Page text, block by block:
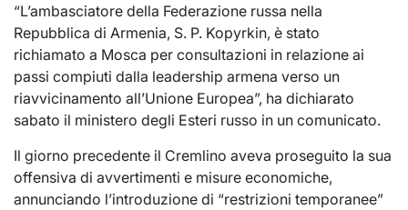
“L’ambasciatore della Federazione russa nella
Repubblica di Armenia, S. P. Kopyrkin, è stato
richiamato a Mosca per consultazioni in relazione ai
passi compiuti dalla leadership armena verso un
riavvicinamento all’Unione Europea”, ha dichiarato
sabato il ministero degli Esteri russo in un comunicato.
Il giorno precedente il Cremlino aveva proseguito la sua
offensiva di avvertimenti e misure economiche,
annunciando l’introduzione di “restrizioni temporanee”